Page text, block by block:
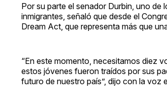
Por su parte el senador Durbin, uno de
inmigrantes, señaló que desde el
Dream Act, que representa más que
“En este momento, necesitamos diez
estos jóvenes fueron traídos por sus
futuro de nuestro país”, dijo con la voz